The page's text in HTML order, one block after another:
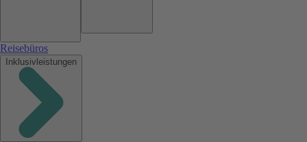
Reisebüros
Inklusivleistungen